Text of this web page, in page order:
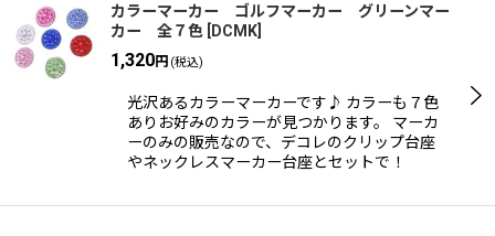
カラーマーカー ゴルフマーカー グリーンマー
カー 全７色 [DCMK]
1,320円 (税込)
光沢あるカラーマーカーです♪ カラーも７色
ありお好みのカラーが見つかります。 マーカ
ーのみの販売なので、デコレのクリップ台座
やネックレスマーカー台座とセットで！